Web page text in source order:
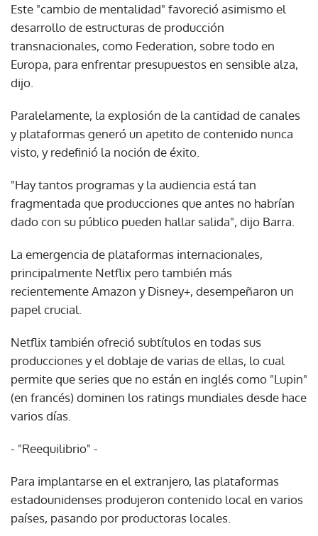
Este "cambio de mentalidad" favoreció asimismo el
desarrollo de estructuras de producción
transnacionales, como Federation, sobre todo en
Europa, para enfrentar presupuestos en sensible alza,
dijo.
Paralelamente, la explosión de la cantidad de canales
y plataformas generó un apetito de contenido nunca
visto, y redefinió la noción de éxito.
"Hay tantos programas y la audiencia está tan
fragmentada que producciones que antes no habrían
dado con su público pueden hallar salida", dijo Barra.
La emergencia de plataformas internacionales,
principalmente Netflix pero también más
recientemente Amazon y Disney+, desempeñaron un
papel crucial.
Netflix también ofreció subtítulos en todas sus
producciones y el doblaje de varias de ellas, lo cual
permite que series que no están en inglés como "Lupin"
(en francés) dominen los ratings mundiales desde hace
varios días.
- "Reequilibrio" -
Para implantarse en el extranjero, las plataformas
estadounidenses produjeron contenido local en varios
países, pasando por productoras locales.